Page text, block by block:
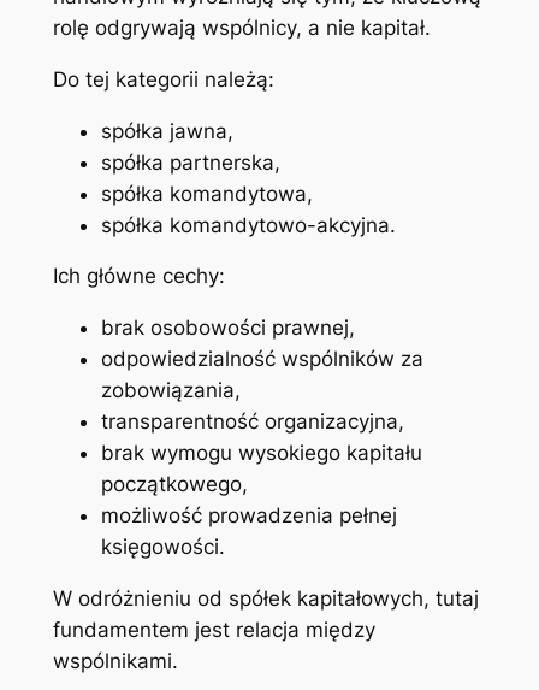
rolę odgrywają wspólnicy, a nie kapitał.
Do tej kategorii należą:
spółka jawna,
spółka partnerska,
spółka komandytowa,
spółka komandytowo-akcyjna.
Ich główne cechy:
brak osobowości prawnej,
odpowiedzialność wspólników za
zobowiązania,
transparentność organizacyjna,
brak wymogu wysokiego kapitału
początkowego,
możliwość prowadzenia pełnej
księgowości.
W odróżnieniu od spółek kapitałowych, tutaj
fundamentem jest relacja między
wspólnikami.